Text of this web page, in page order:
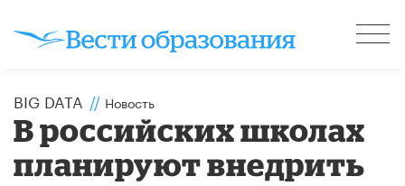
BIG DATA // Новость
В российских школах
планируют внедрить